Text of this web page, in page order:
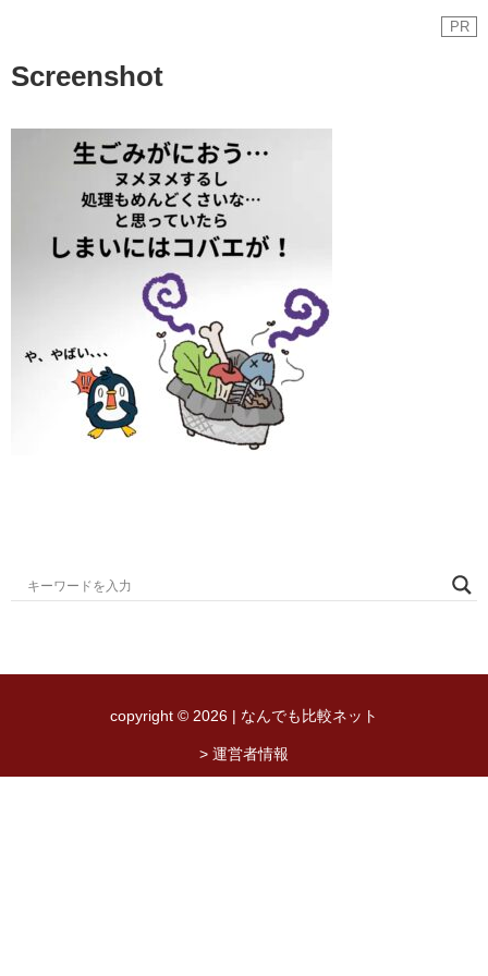
PR
Screenshot
copyright © 2026 | なんでも比較ネット
> 運営者情報